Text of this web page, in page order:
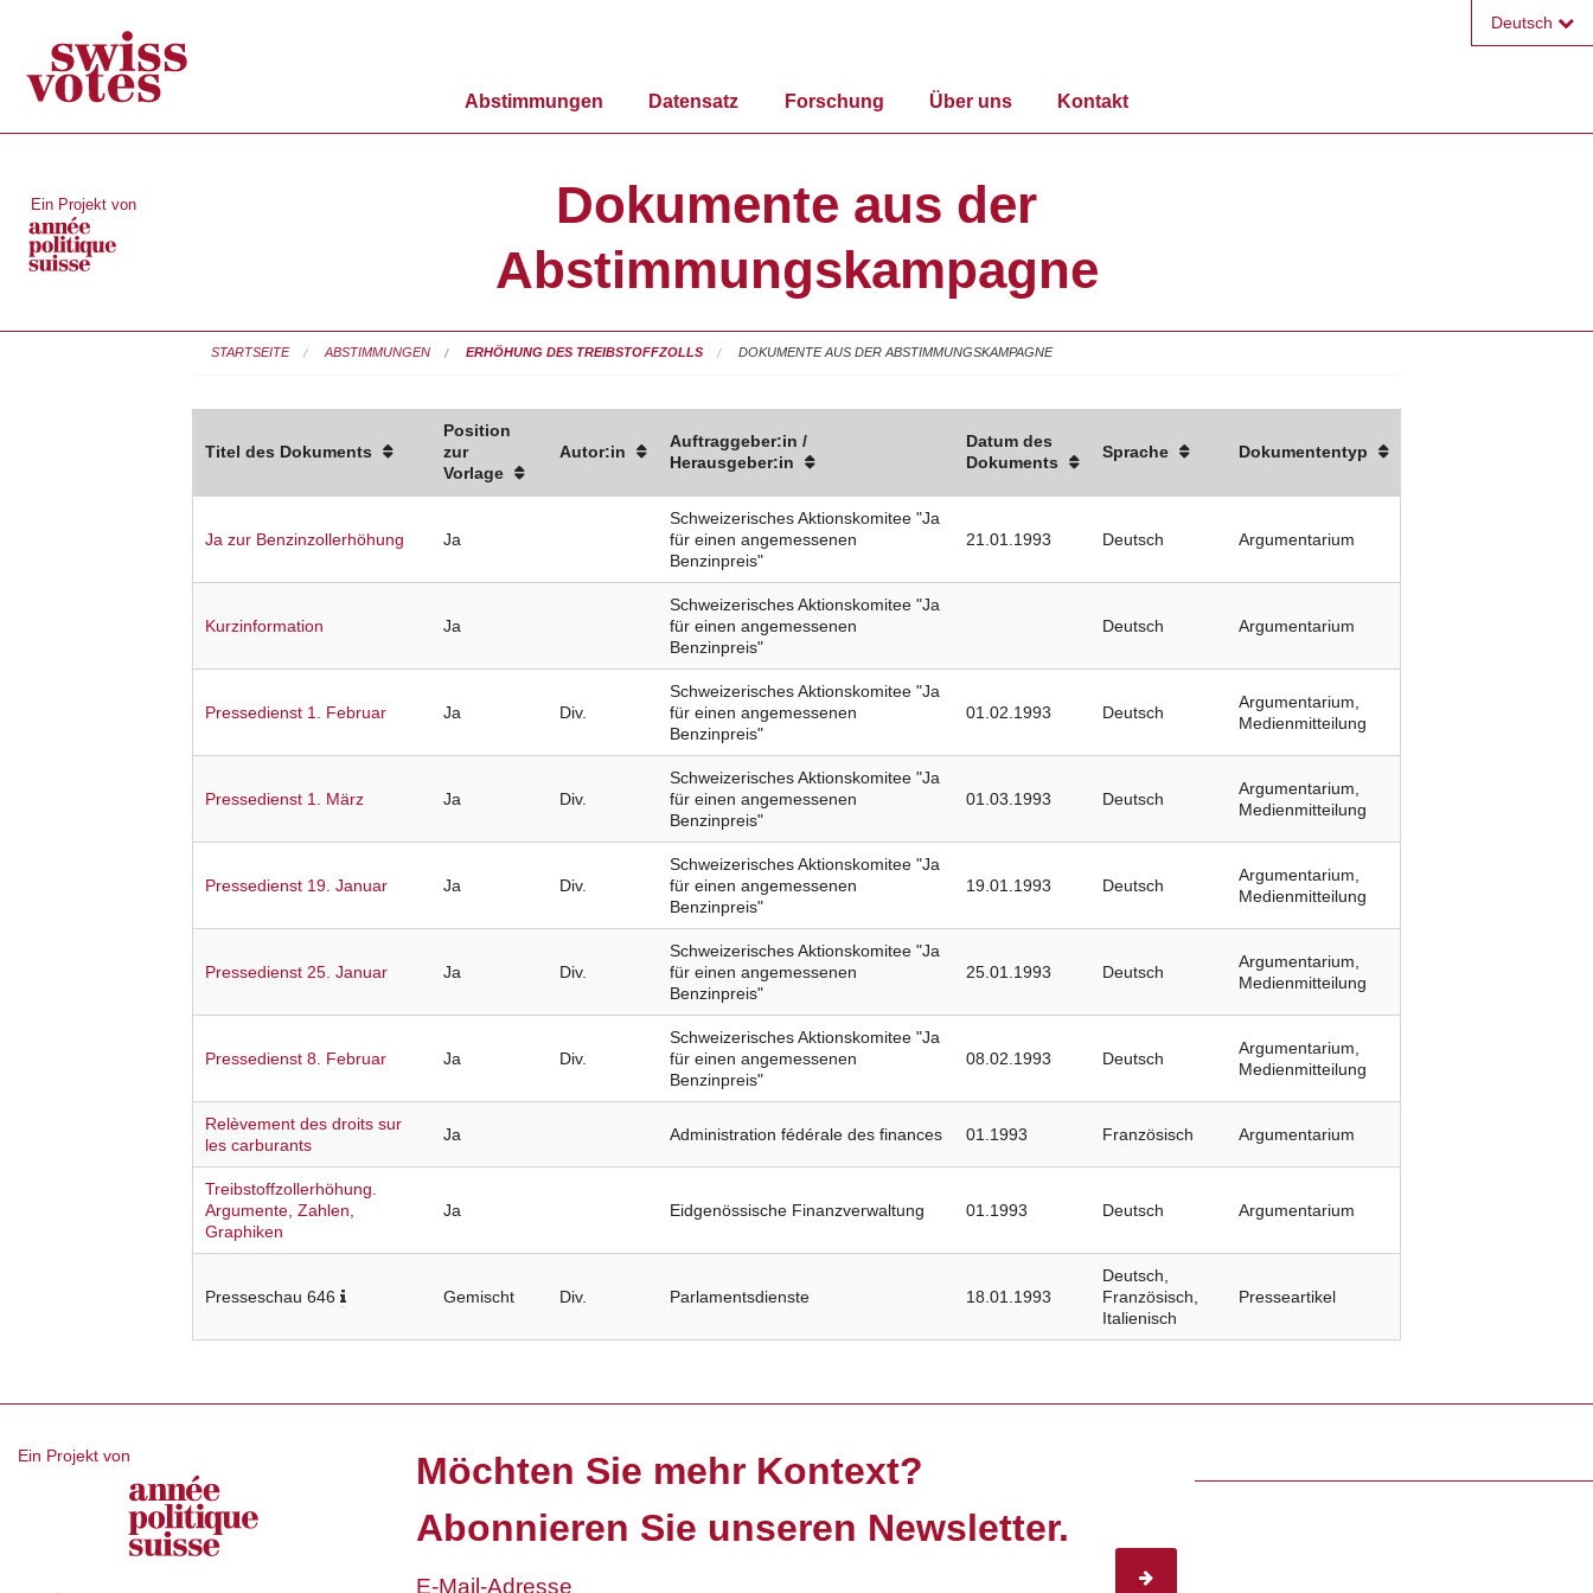
Abstimmungen Datensatz Forschung Über uns Kontakt
Deutsch
Ein Projekt von
Dokumente aus der
Abstimmungskampagne
STARTSEITE ABSTIMMUNGEN ERHÖHUNG DES TREIBSTOFFZOLLS DOKUMENTE AUS DER ABSTIMMUNGSKAMPAGNE
Titel des Dokuments
Position
zur
Vorlage
Autor:in
Auftraggeber:in /
Herausgeber:in
Datum des
Dokuments
Sprache Dokumententyp
Ja zur Benzinzollerhöhung Ja
Schweizerisches Aktionskomitee "Ja
für einen angemessenen
Benzinpreis"
21.01.1993 Deutsch Argumentarium
Kurzinformation Ja
Schweizerisches Aktionskomitee "Ja
für einen angemessenen
Benzinpreis"
Deutsch Argumentarium
Pressedienst 1. Februar Ja Div.
Schweizerisches Aktionskomitee "Ja
für einen angemessenen
Benzinpreis"
01.02.1993 Deutsch
Argumentarium,
Medienmitteilung
Pressedienst 1. März Ja Div.
Schweizerisches Aktionskomitee "Ja
für einen angemessenen
Benzinpreis"
01.03.1993 Deutsch
Argumentarium,
Medienmitteilung
Pressedienst 19. Januar Ja Div.
Schweizerisches Aktionskomitee "Ja
für einen angemessenen
Benzinpreis"
19.01.1993 Deutsch
Argumentarium,
Medienmitteilung
Pressedienst 25. Januar Ja Div.
Schweizerisches Aktionskomitee "Ja
für einen angemessenen
Benzinpreis"
25.01.1993 Deutsch
Argumentarium,
Medienmitteilung
Pressedienst 8. Februar Ja Div.
Schweizerisches Aktionskomitee "Ja
für einen angemessenen
Benzinpreis"
08.02.1993 Deutsch
Argumentarium,
Medienmitteilung
Relèvement des droits sur
les carburants
Ja Administration fédérale des finances 01.1993 Französisch Argumentarium
Treibstoffzollerhöhung.
Argumente, Zahlen,
Graphiken
Ja Eidgenössische Finanzverwaltung 01.1993 Deutsch Argumentarium
Presseschau 646 Gemischt Div. Parlamentsdienste 18.01.1993
Deutsch,
Französisch,
Italienisch
Presseartikel
Ein Projekt von
Möchten Sie mehr Kontext?
Abonnieren Sie unseren Newsletter.